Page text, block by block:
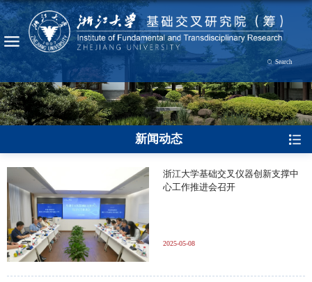
Search
新闻动态
浙江大学基础交叉仪器创新支撑中
心工作推进会召开
2025-05-08